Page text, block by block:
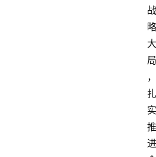
战
略
大
局
，
扎
实
推
进